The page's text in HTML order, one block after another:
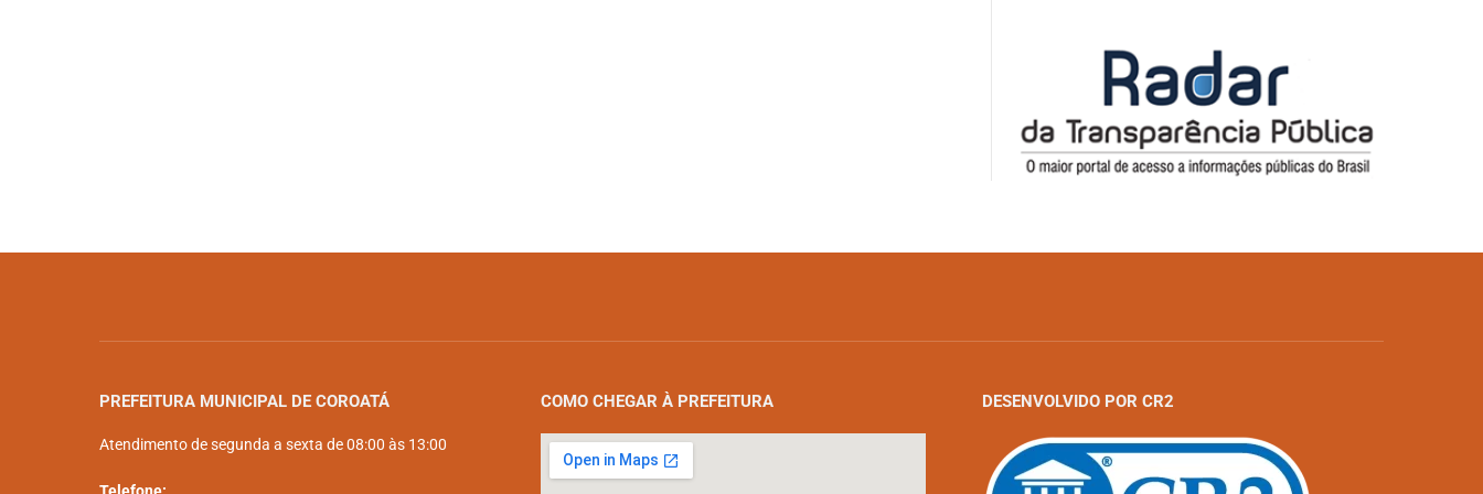
PREFEITURA MUNICIPAL DE COROATÁ
Atendimento de segunda a sexta de 08:00 às 13:00
COMO CHEGAR À PREFEITURA DESENVOLVIDO POR CR2